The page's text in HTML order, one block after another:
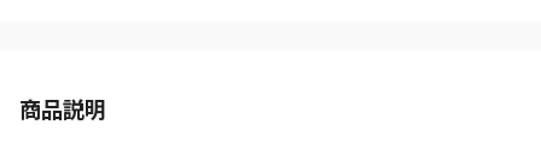
商品説明